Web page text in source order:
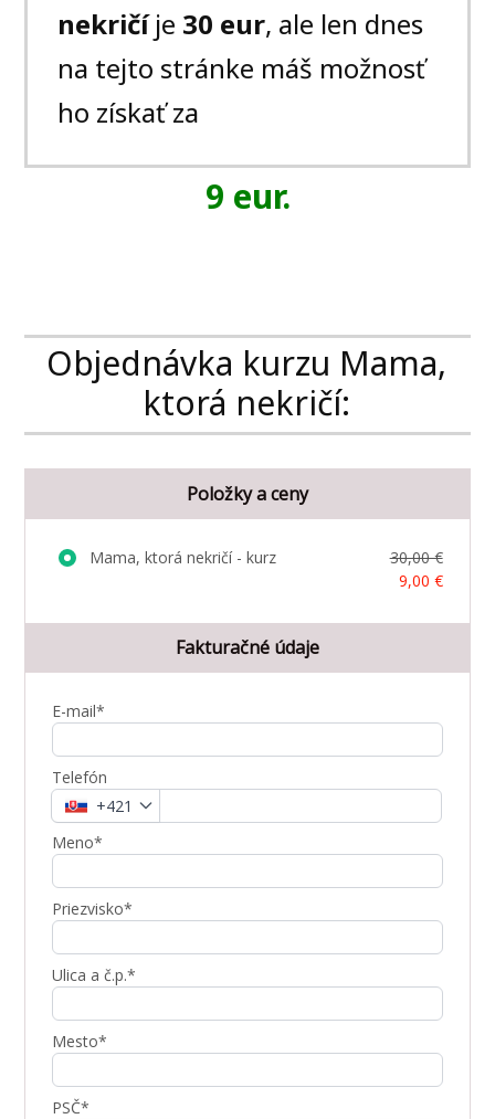
nekričíje 30 eur, ale len dnes
na tejto stránke máš možnosť
ho získať za
9 eur.
Objednávka kurzu Mama,
ktorá nekričí:
Položky a ceny
Mama, ktorá nekričí - kurz
30,00 €
9,00 €
Fakturačné údaje
E-mail*
Telefón
+421
Meno*
Priezvisko*
Ulica a č.p.*
Mesto*
PSČ*